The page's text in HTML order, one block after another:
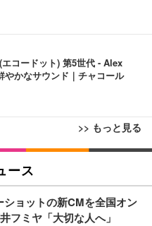
コードット) 第5世代 - Alex
やかなサウンド｜チャコール
>> もっと見る
ェア 椅子 テレワーク 疲れな
レスト コンパクト 約105度ロッ
度回転 座面昇降 強化ナイロ
ッシュ 在宅ワーク H-WY01
レミアムモニター | FlexScan
4K UHD・USB Type-C・ホワ
ットシーツ 薄型 レギュラー 1
ワイト 300枚
ース
ショットの新CMを全国オン
ミヤ「大切な人へ」